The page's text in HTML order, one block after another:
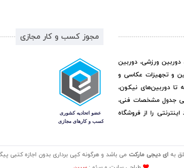
دوربین ورزشی، دوربین
و تجهیزات عکاسی و
تا دوربین‌های نیکون،
جدول مشخصات فنی،
را از فروشگاه
مجوز کسب و کار مجازی
به ای دیجی مارکت می باشد و هرگونه کپی برداری بدون اجازه کتبی